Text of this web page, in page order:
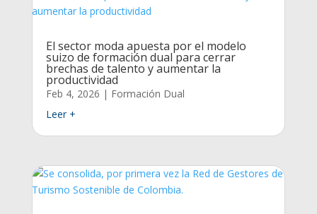
El sector moda apuesta por el modelo
suizo de formación dual para cerrar
brechas de talento y aumentar la
productividad
Feb 4, 2026 | Formación Dual
Leer +